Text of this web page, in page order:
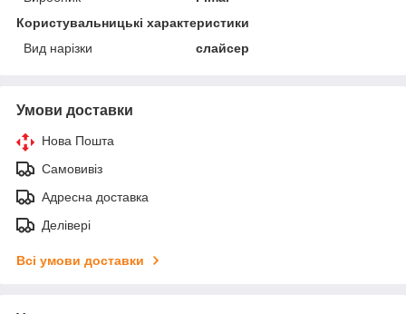
Користувальницькі характеристики
Вид нарізки
слайсер
Умови доставки
Нова Пошта
Самовивіз
Адресна доставка
Делівері
Всі умови доставки